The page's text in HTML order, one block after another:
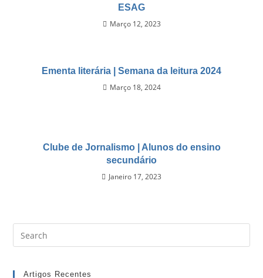
ESAG
Março 12, 2023
Ementa literária | Semana da leitura 2024
Março 18, 2024
Clube de Jornalismo | Alunos do ensino
secundário
Janeiro 17, 2023
Artigos Recentes